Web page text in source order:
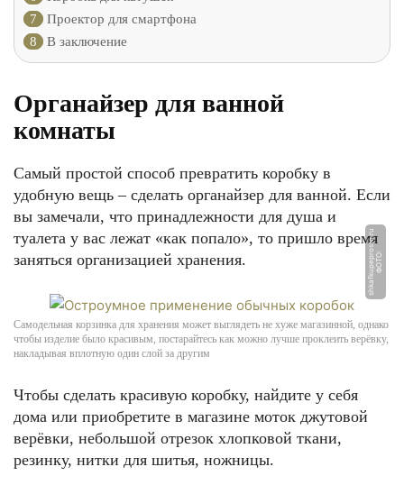
7
Проектор для смартфона
8
В заключение
Органайзер для ванной
комнаты
Самый простой способ превратить коробку в
удобную вещь – сделать органайзер для ванной. Если
вы замечали, что принадлежности для душа и
туалета у вас лежат «как попало», то пришло время
заняться организацией хранения.
Ф
О
Т
О:
s
h
k
a
f
k
u
p
e
p
r
o
s
t
o.
r
u
Самодельная корзинка для хранения может выглядеть не хуже магазинной, однако
чтобы изделие было красивым, постарайтесь как можно лучше проклеить верёвку,
накладывая вплотную один слой за другим
Чтобы сделать красивую коробку, найдите у себя
дома или приобретите в магазине моток джутовой
верёвки, небольшой отрезок хлопковой ткани,
резинку, нитки для шитья, ножницы.